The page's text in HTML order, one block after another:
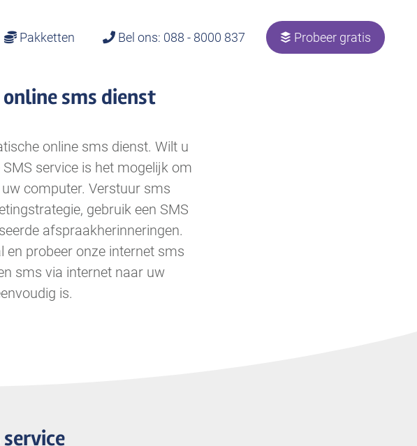
Pakketten Bel ons: 088 - 8000 837 Probeer gratis
sms dienst
online sms dienst. Wilt u
service is het mogelijk om
computer. Verstuur sms
gebruik een SMS
afspraakherinneringen.
en probeer onze internet sms
sms via internet naar uw
is.